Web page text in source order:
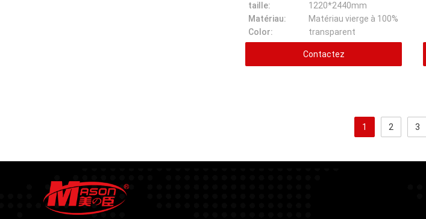
taille:
1220*2440mm
Matériau:
Matériau vierge à 100%
Color:
transparent
Contactez
1 2 3